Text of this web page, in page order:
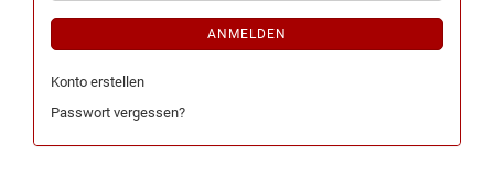
ANMELDEN
Konto erstellen
Passwort vergessen?